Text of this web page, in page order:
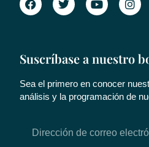
Suscríbase a nuestro
Sea el primero en conocer
análisis y la programación de